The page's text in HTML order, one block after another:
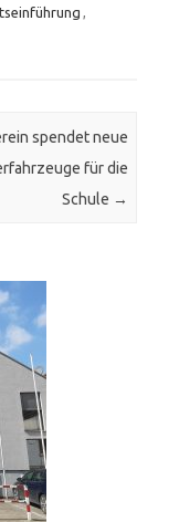
,
spendet neue
für die
Schule →